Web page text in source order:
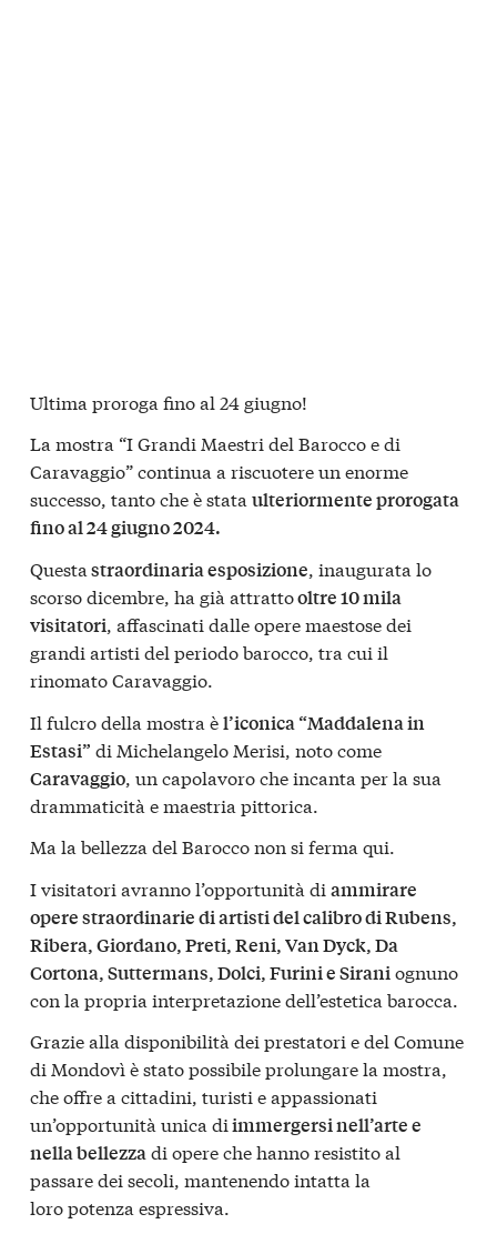
Ultima proroga fino al 24 giugno!
La mostra “I Grandi Maestri del Barocco e di
Caravaggio” continua a riscuotere un enorme
successo, tanto che è stata ulteriormente prorogata
fino al 24 giugno 2024.
Questa straordinaria esposizione, inaugurata lo
scorso dicembre, ha già attrattooltre 10 mila
visitatori, affascinati dalle opere maestose dei
grandi artisti del periodo barocco, tra cui il
rinomato Caravaggio.
Il fulcro della mostra èl’iconica “Maddalena in
Estasi” di Michelangelo Merisi, noto come
Caravaggio, un capolavoro che incanta per la sua
drammaticità e maestria pittorica.
Ma la bellezza del Barocco non si ferma qui.
I visitatori avranno l’opportunità di ammirare
opere straordinarie di artisti del calibro di Rubens,
Ribera, Giordano, Preti, Reni, Van Dyck, Da
Cortona, Suttermans, Dolci, Furini e Siraniognuno
con la propria interpretazione dell’estetica barocca.
Grazie alla disponibilità dei prestatori e del Comune
di Mondovì è stato possibile prolungare la mostra,
che offre a cittadini, turisti e appassionati
un’opportunità unica diimmergersi nell’arte e
nella bellezzadi opere che hanno resistito al
passare dei secoli, mantenendo intatta la
loro potenza espressiva.